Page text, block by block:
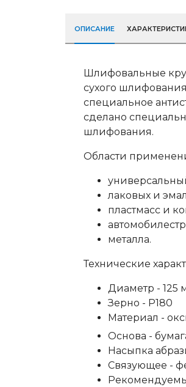
ОПИСАНИЕ
Шлифовальные
сухого
специальное
сделано
шлифования.
Области
лаковых и
пластмасс и
металла.
Технические
Диаметр - 125
Зерно - P180
Материал -
Основа -
Насыпка
Связующее -